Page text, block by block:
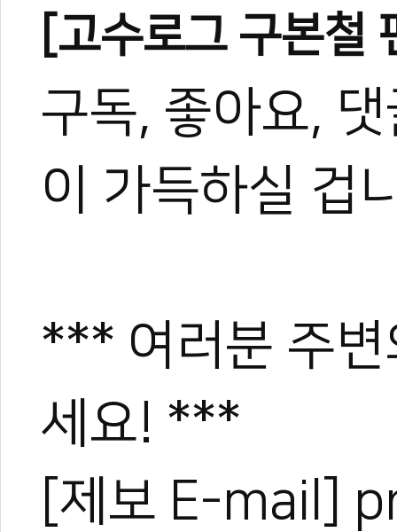
[고수로그 구본철
구독, 좋아요,
이 가득하실 겁
*** 여러분 주변
세요! ***
[제보 E-mail]